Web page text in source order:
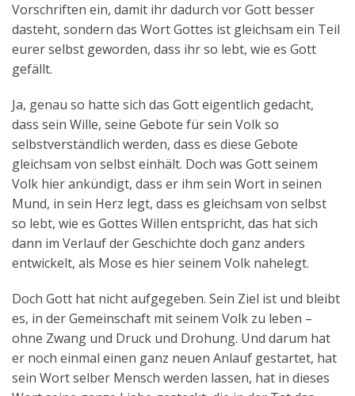
Vorschriften ein, damit ihr dadurch vor Gott besser
dasteht, sondern das Wort Gottes ist gleichsam ein Teil
eurer selbst geworden, dass ihr so lebt, wie es Gott
gefällt.
Ja, genau so hatte sich das Gott eigentlich gedacht,
dass sein Wille, seine Gebote für sein Volk so
selbstverständlich werden, dass es diese Gebote
gleichsam von selbst einhält. Doch was Gott seinem
Volk hier ankündigt, dass er ihm sein Wort in seinen
Mund, in sein Herz legt, dass es gleichsam von selbst
so lebt, wie es Gottes Willen entspricht, das hat sich
dann im Verlauf der Geschichte doch ganz anders
entwickelt, als Mose es hier seinem Volk nahelegt.
Doch Gott hat nicht aufgegeben. Sein Ziel ist und bleibt
es, in der Gemeinschaft mit seinem Volk zu leben –
ohne Zwang und Druck und Drohung. Und darum hat
er noch einmal einen ganz neuen Anlauf gestartet, hat
sein Wort selber Mensch werden lassen, hat in dieses